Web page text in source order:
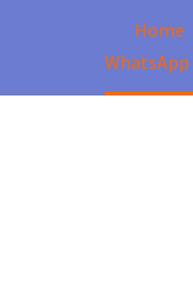
Home
WhatsApp